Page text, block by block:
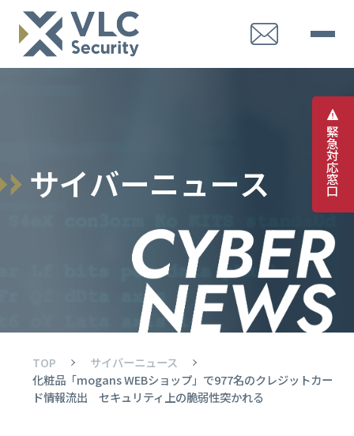
緊
急
対
応
窓
口
サイバーニュース
TOP
サイバーニュース
化粧品「mogans WEBショップ」で977名のクレジットカー
ド情報流出 セキュリティ上の脆弱性突かれる